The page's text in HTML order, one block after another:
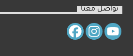
تواصل معنا